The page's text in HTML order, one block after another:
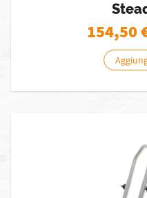
154,50